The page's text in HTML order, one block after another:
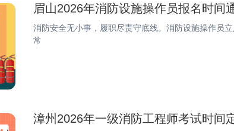
眉山2026年消防设施操作员报名时间
消防安全无小事，履职尽责守底线。消防设施操作员
常
漳州2026年一级消防工程师考试时间